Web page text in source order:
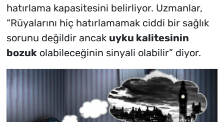
hatırlama kapasitesini belirliyor. Uzmanlar,
“Rüyalarını hiç hatırlamamak ciddi bir sağlık
sorunu değildir ancak uyku kalitesinin
bozukolabileceğinin sinyali olabilir” diyor.